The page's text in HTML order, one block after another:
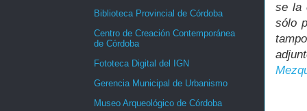
se la
sólo
Biblioteca Provincial de Córdoba
Centro de Creación Contemporánea
de Córdoba
Fototeca Digital del IGN
Gerencia Municipal de Urbanismo
Museo Arqueológico de Córdoba